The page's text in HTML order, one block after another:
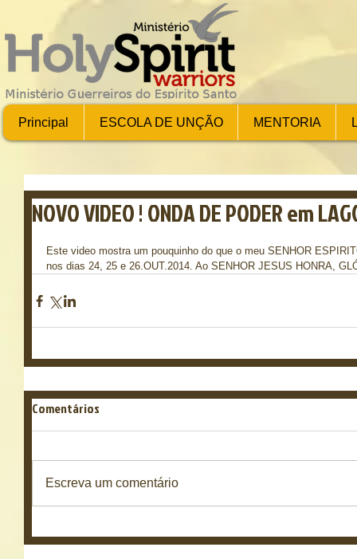
Principal ESCOLA DE UNÇÃO MENTORIA
NOVO VIDEO ! ONDA DE PODER em
Este video mostra um pouquinho do que o meu SENHOR
nos dias 24, 25 e 26.OUT.2014. Ao SENHOR JESUS HONRA,
Comentários
Escreva um comentário